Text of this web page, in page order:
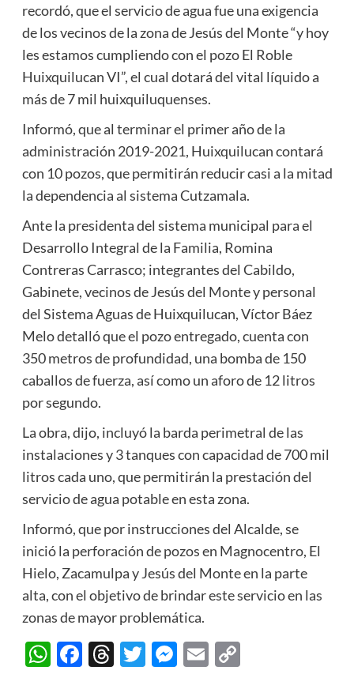
recordó, que el servicio de agua fue una exigencia
de los vecinos de la zona de Jesús del Monte “y hoy
les estamos cumpliendo con el pozo El Roble
Huixquilucan VI”, el cual dotará del vital líquido a
más de 7 mil huixquiluquenses.
Informó, que al terminar el primer año de la
administración 2019-2021, Huixquilucan contará
con 10 pozos, que permitirán reducir casi a la mitad
la dependencia al sistema Cutzamala.
Ante la presidenta del sistema municipal para el
Desarrollo Integral de la Familia, Romina
Contreras Carrasco; integrantes del Cabildo,
Gabinete, vecinos de Jesús del Monte y personal
del Sistema Aguas de Huixquilucan, Víctor Báez
Melo detalló que el pozo entregado, cuenta con
350 metros de profundidad, una bomba de 150
caballos de fuerza, así como un aforo de 12 litros
por segundo.
La obra, dijo, incluyó la barda perimetral de las
instalaciones y 3 tanques con capacidad de 700 mil
litros cada uno, que permitirán la prestación del
servicio de agua potable en esta zona.
Informó, que por instrucciones del Alcalde, se
inició la perforación de pozos en Magnocentro, El
Hielo, Zacamulpa y Jesús del Monte en la parte
alta, con el objetivo de brindar este servicio en las
zonas de mayor problemática.
WhatsApp
Facebook
Threads
Twitter
Messenger
EmailCopy